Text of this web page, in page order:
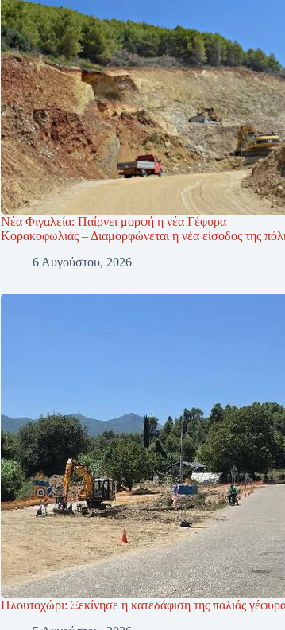
Νέα Φιγαλεία: Παίρνει μορφή η νέα Γέφυρα
Κορακοφωλιάς – Διαμορφώνεται η νέα είσοδος της
6 Αυγούστου, 2026
Πλουτοχώρι: Ξεκίνησε η κατεδάφιση της παλιάς